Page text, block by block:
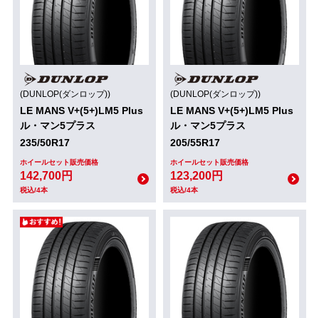
(DUNLOP(ダンロップ))
LE MANS V+(5+)LM5 Plus
ル・マン5プラス
235/50R17
ホイールセット販売価格
142,700円
税込/4本
(DUNLOP(ダンロップ))
LE MANS V+(5+)LM5 Plus
ル・マン5プラス
205/55R17
ホイールセット販売価格
123,200円
税込/4本